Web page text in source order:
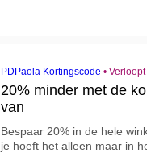
PDPaola Kortingscode •
20% minder met de
van
Bespaar 20% in de hele
je hoeft het alleen maar in